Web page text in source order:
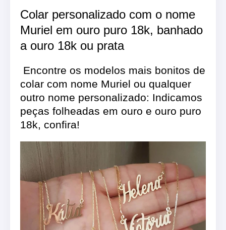
Colar personalizado com o nome
Muriel em ouro puro 18k, banhado
a ouro 18k ou prata
Encontre os modelos mais bonitos de
colar com nome Muriel ou qualquer
outro nome personalizado: Indicamos
peças folheadas em ouro e ouro puro
18k, confira!